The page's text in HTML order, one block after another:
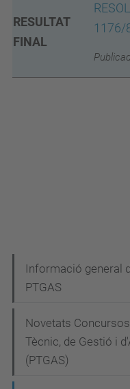
RESULTAT
FINAL
1176/
Informació general
PTGAS
Novetats
Tècnic, de Gestió i
(PTGAS)